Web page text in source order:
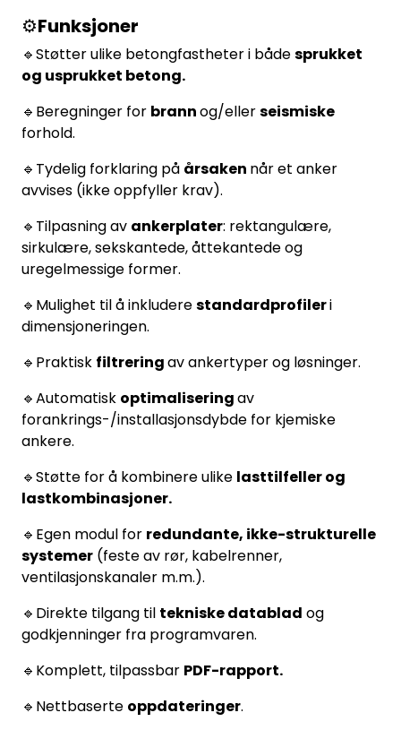
⚙️Funksjoner
🔹Støtter ulike betongfastheter i bådesprukket
og usprukket betong.
🔹Beregninger for brannog/ellerseismiske
forhold.
🔹Tydelig forklaring på årsaken når et anker
avvises (ikke oppfyller krav).
🔹Tilpasning av ankerplater: rektangulære,
sirkulære, sekskantede, åttekantede og
uregelmessige former.
🔹Mulighet til å inkluderestandardprofileri
dimensjoneringen.
🔹Praktisk filtreringav ankertyper og løsninger.
🔹Automatisk optimaliseringav
forankrings-/installasjonsdybde for kjemiske
ankere.
🔹Støtte for å kombinere ulike lasttilfeller og
lastkombinasjoner.
🔹Egen modul for redundante, ikke-strukturelle
systemer (feste av rør, kabelrenner,
ventilasjonskanaler m.m.).
🔹Direkte tilgang til tekniske datablad og
godkjenninger fra programvaren.
🔹Komplett, tilpassbar PDF-rapport.
🔹Nettbaserte oppdateringer.